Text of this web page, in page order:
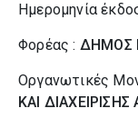
Ημερομηνία
Φορέας : ΔΗΜΟΣ
Οργανωτικές
ΚΑΙ